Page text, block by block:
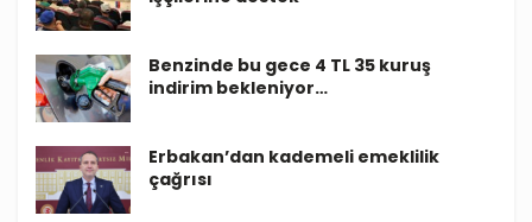
Benzinde bu gece 4 TL 35 kuruş
indirim bekleniyor…
Erbakan’dan kademeli emeklilik
çağrısı